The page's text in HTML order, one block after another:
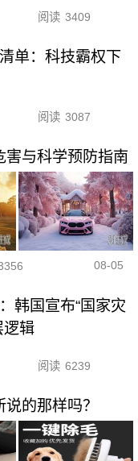
阅读 3409
单：科技霸权下
阅读 3087
害与科学预防指南
08-05
韩国宣布“国家灾
逻辑
阅读 6239
的那样吗？